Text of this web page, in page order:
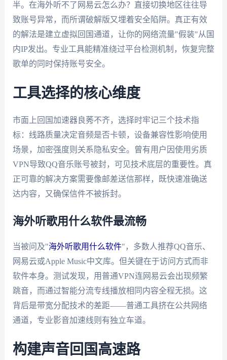
半。在海外听不了网易云怎么办？直接切换地区往往导
致账号异常，而所谓破解版又埋着安全陷阱。真正有效
的解法是建立虚拟回国通道，让你的网络流量"假装"从国
内IP发出。专业工具能精准绕过平台检测机制，恢复完整
歌单的同时保持账号安全。
工具选择的核心维度
市面上回国加速器良莠不齐，选择时牢记三个技术指
标：线路质量决定音频是否卡顿，设备兼容性影响使用
场景，加密强度则关系隐私安全。曾有用户因使用劣质
VPN导致QQ音乐账号被封，可见技术底层的重要性。真
正可靠的解决方案需要像邮差送信那样，既快速准确送
达内容，又确保信件不被拆封。
海外听歌用什么软件最流畅
当被问及"海外听歌用什么软件"，多数人推荐QQ音乐、
网易云或Apple Music中文库。但关键在于访问方式而非
软件本身。测试发现，用普通VPN连网易云会出现频繁
跳音，而通过智能分流专线播放相同内容全程无损。这
背后是带宽分配技术的差距——普通工具挤在公共网络
通道，专业影音加速线则有独立车道。
构建声音回国高速路